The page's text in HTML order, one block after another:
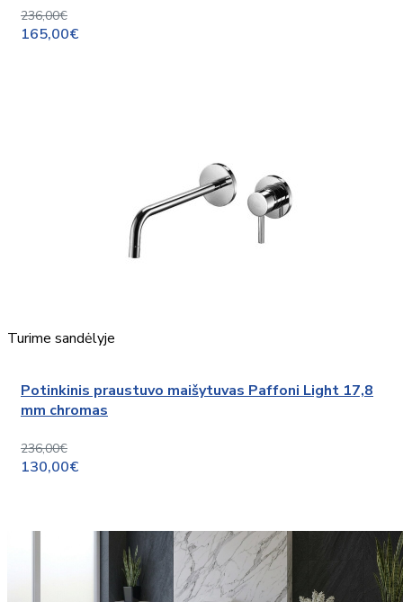
236,00€
165,00€
Turime sandėlyje
Potinkinis praustuvo maišytuvas Paffoni Light 17,8
mm chromas
236,00€
130,00€